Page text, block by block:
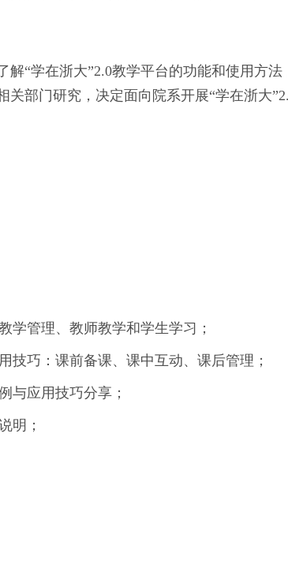
解“学在浙大”2.0教学平台的功能和使用方
关部门研究，决定面向院系开展“学在浙大
学管理、教师教学和学生学习；
技巧：课前备课、课中互动、课后管理；
与应用技巧分享；
明；